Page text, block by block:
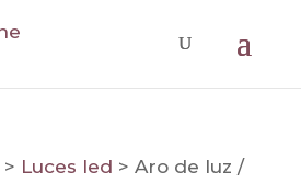
> Luces led > Aro de luz /